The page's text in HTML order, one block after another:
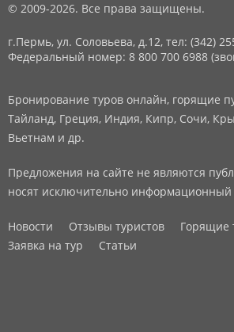
© 2009-2026. Все права защищены.
г.Пермь, ул. Соловьева, д.12, тел: (342)
Федеральный номер: 8 800 700 6988
Бронирование туров онлайн, горящие
Тайланд, Греция, Индия, Кипр, Сочи,
Вьетнам и др.
Предложения на сайте не являются
носят исключительно информационный
Новости Отзывы туристов
Горящие
Заявка на тур
Статьи